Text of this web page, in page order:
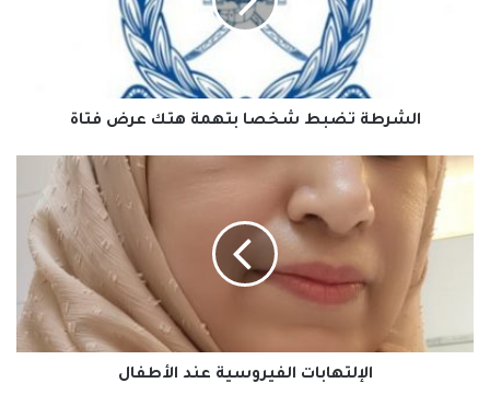
الشرطة تضبط شخصا بتهمة هتك عرض فتاة
الإلتهابات
الفيروسية
الأطفال
الإلتهابات الفيروسية عند الأطفال